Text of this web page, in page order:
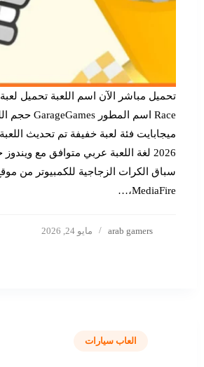
2026 لغة اللعبة عربي متوافق مع
سباق الكرات الزجاجية للكمبيوتر من
MediaFire،…
arab gamers مايو 24, 2026
العاب سيارات